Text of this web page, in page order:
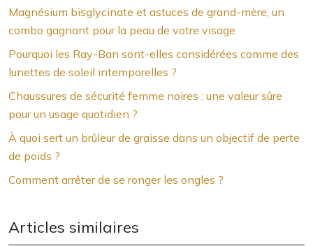
Magnésium bisglycinate et astuces de grand-mère, un
combo gagnant pour la peau de votre visage
Pourquoi les Ray-Ban sont-elles considérées comme des
lunettes de soleil intemporelles ?
Chaussures de sécurité femme noires : une valeur sûre
pour un usage quotidien ?
À quoi sert un brûleur de graisse dans un objectif de perte
de poids ?
Comment arrêter de se ronger les ongles ?
Articles similaires